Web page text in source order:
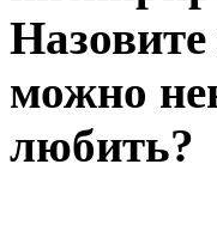
Назовите
можно
любить?